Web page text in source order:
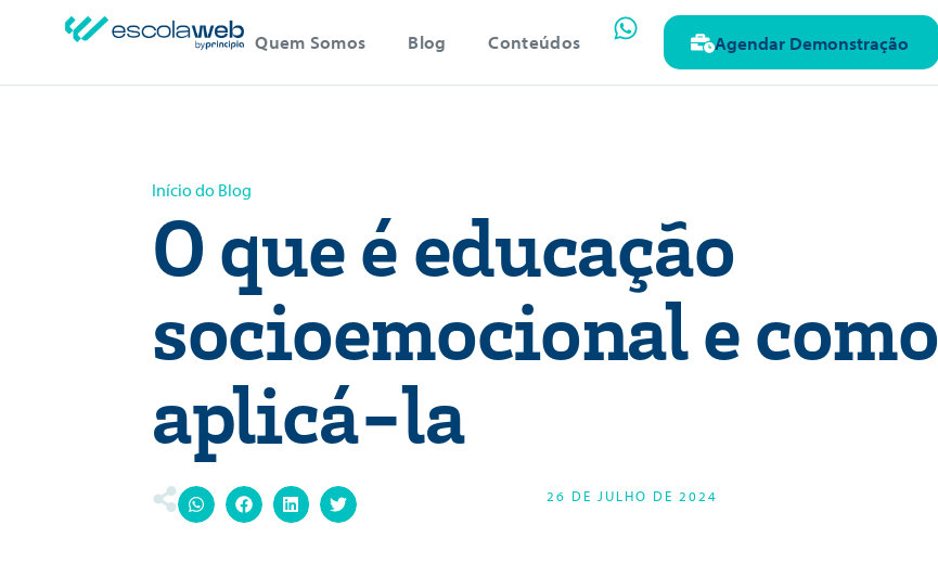
Quem Somos Blog Conteúdos Agendar Demonstração
Início do Blog
O que é educação
socioemocional e como
aplicá-la
26 DE JULHO DE 2024